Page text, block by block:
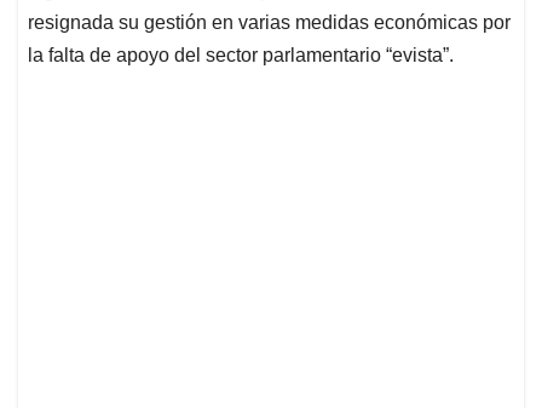
resignada su gestión en varias medidas económicas por
la falta de apoyo del sector parlamentario “evista”.